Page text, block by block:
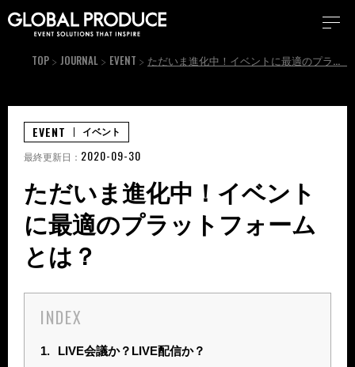
TOP JOURNAL EVENT ただいま進化中！イベントに最適のプラットフォームとは？
ただいま進化中！イベント
に最適のプラットフォーム
とは？
INDEX
1.
LIVE会議か？LIVE配信か？
EVENT イベント
最終更新日： 2020-09-30